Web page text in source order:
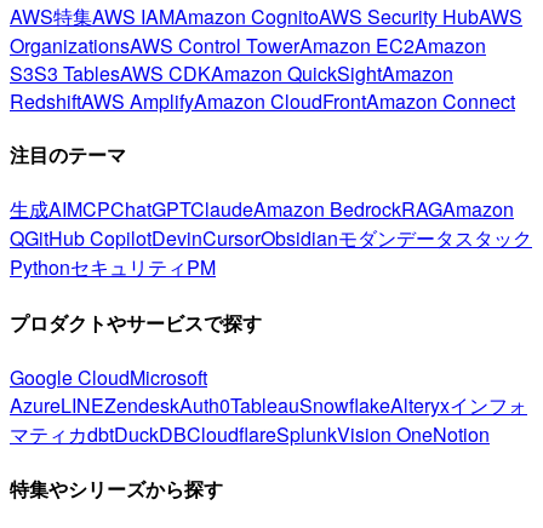
AWS特集AWS IAMAmazon CognitoAWS Security HubAWS
OrganizationsAWS Control TowerAmazon EC2Amazon
S3S3 TablesAWS CDKAmazon QuickSightAmazon
RedshiftAWS AmplifyAmazon CloudFrontAmazon Connect
注目のテーマ
生成AIMCPChatGPTClaudeAmazon BedrockRAGAmazon
QGitHub CopilotDevinCursorObsidianモダンデータスタック
PythonセキュリティPM
プロダクトやサービスで探す
Google CloudMicrosoft
AzureLINEZendeskAuth0TableauSnowflakeAlteryxインフォ
マティカdbtDuckDBCloudflareSplunkVision OneNotion
特集やシリーズから探す